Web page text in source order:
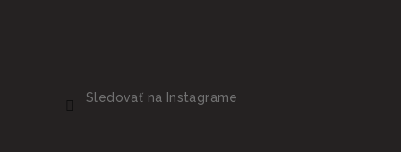
Sledovať na Instagrame